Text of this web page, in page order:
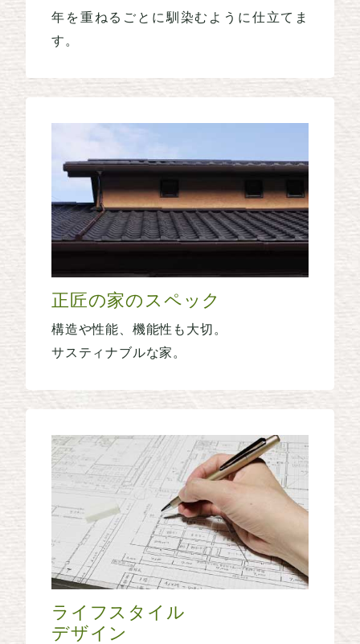
年を重ねるごとに馴染むように仕立てま
す。
正匠の家のスペック
構造や性能、機能性も大切。
サスティナブルな家。
ライフスタイル
デザイン